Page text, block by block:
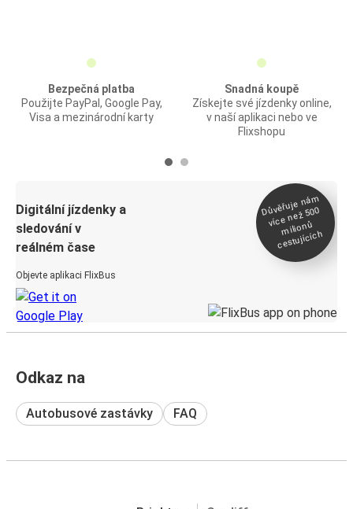
Bezpečná platba
Použijte PayPal, Google Pay,
Visa a mezinárodní karty
Snadná koupě
Získejte své jízdenky online,
v naší aplikaci nebo ve
Flixshopu
Digitální jízdenky a
sledování v
reálném čase
Objevte aplikaci FlixBus
Důvěřuje ná
m
více než 500
milionů
cestujících
Odkaz na
Autobusové zastávky FAQ